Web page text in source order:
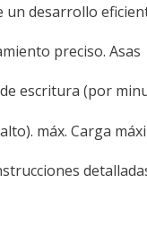
desarrollo
preciso. Asas
escritura (por
máx. Carga